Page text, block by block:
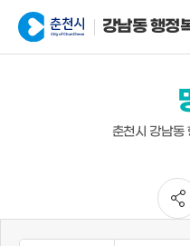
강남동 행정
춘천시 강남동